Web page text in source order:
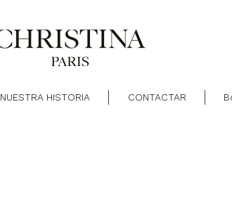
NUESTRA HISTORIA CONTACTAR